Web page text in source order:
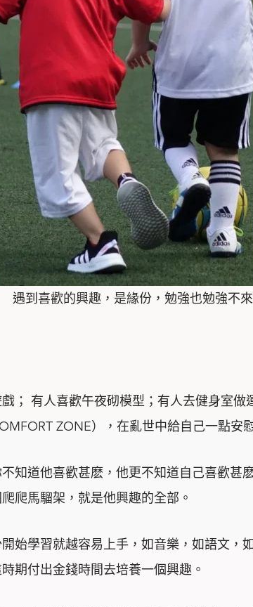
遇到喜歡的興趣，是緣份，勉強也勉強不來
； 有人喜歡午夜砌模型；有人去健身室
ZONE），在亂世中給自己一點安
知道他喜歡甚麽，他更不知道自己喜歡甚
爬馬騮架，就是他興趣的全部。
始學習就越容易上手，如音樂，如語文，
期付出金錢時間去培養一個興趣。